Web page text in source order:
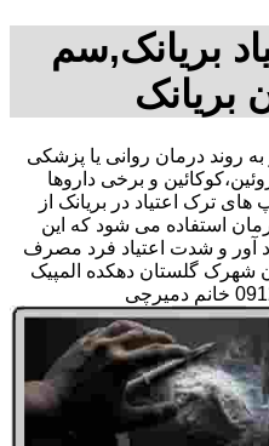
بریانک,سم
بریانک
به روند درمان روانی یا پزشکی
و برخی داروها
ترک اعتیاد در بریانک از
استفاده می شود که این
آور و شدت اعتیاد فرد مصرف
شهرک گلستان دهکده المپیک